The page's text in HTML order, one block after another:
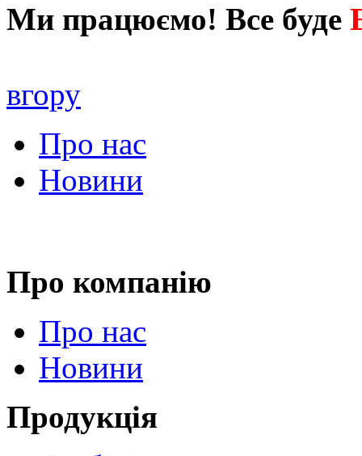
Ми працюємо! Все буде
вгору
Про нас
Новини
Про компанію
Про нас
Новини
Продукція